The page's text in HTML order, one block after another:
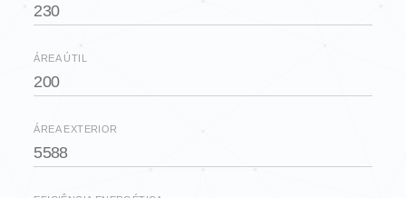
230
ÁREA ÚTIL
200
ÁREA EXTERIOR
5588